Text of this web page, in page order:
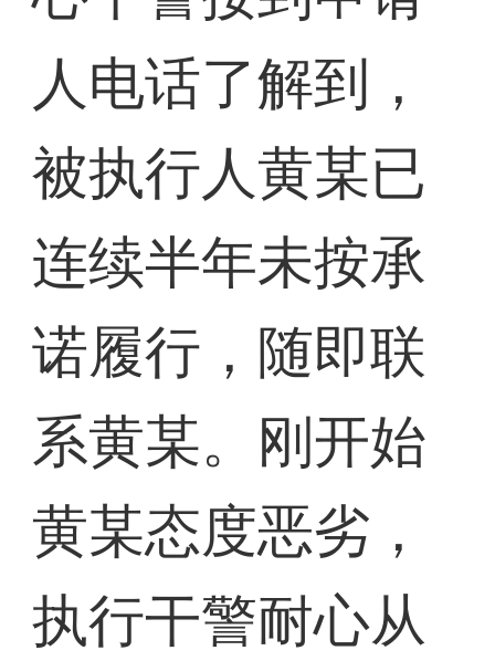
人电话了解到，
被执行人黄某已
连续半年未按承
诺履行，随即联
系黄某。刚开始
黄某态度恶劣，
执行干警耐心从